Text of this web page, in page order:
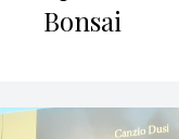
Bonsai